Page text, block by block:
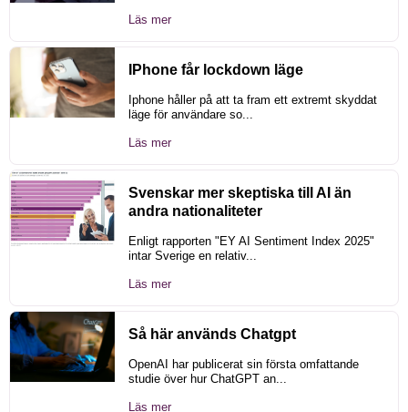
Läs mer
IPhone får lockdown läge
Iphone håller på att ta fram ett extremt skyddat
läge för användare so...
Läs mer
Svenskar mer skeptiska till AI än
andra nationaliteter
Enligt rapporten "EY AI Sentiment Index 2025"
intar Sverige en relativ...
Läs mer
Så här används Chatgpt
OpenAI har publicerat sin första omfattande
studie över hur ChatGPT an...
Läs mer